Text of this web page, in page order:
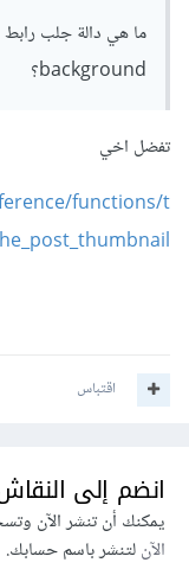
ما هي دالة جلب رابط
background؟
تفضل اخي
functions/t
he_post_thumbnail
اقتباس
انضم إلى النقاش
يمكنك أن تنشر الآن
الآنلتنشر باسم حسابك.